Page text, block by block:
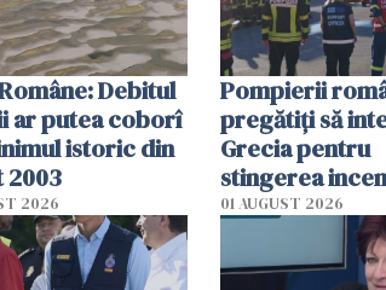
Debitul
ar putea coborî
istoric din
2003
2026
Pompierii
pregătiţi să
Grecia pentru
stingerea
01 AUGUST 2026